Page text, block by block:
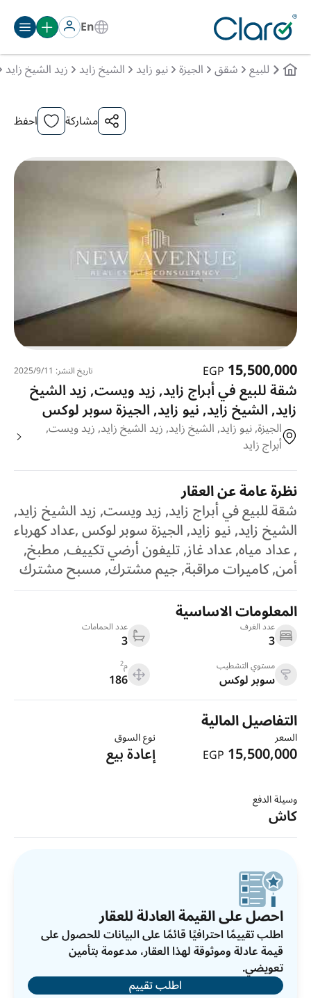
En
للبيع شقق الجيزة نيو زايد الشيخ زايد زيد الشيخ زايد
مشاركة احفظ
15,500,000
EGP تاريخ النشر: 11‏‏/9‏‏/2025
شقة للبيع في أبراج زايد, زيد ويست, زيد الشيخ
زايد, الشيخ زايد, نيو زايد, الجيزة سوبر لوكس
الجيزة, نيو زايد, الشيخ زايد, زيد الشيخ زايد, زيد ويست,
أبراج زايد
نظرة عامة عن العقار
شقة للبيع في أبراج زايد, زيد ويست, زيد الشيخ زايد,
الشيخ زايد, نيو زايد, الجيزة سوبر لوكس ,عداد كهرباء
, عداد مياه, عداد غاز, تليفون أرضي تكييف, مطبخ,
أمن, كاميرات مراقبة, جيم مشترك, مسبح مشترك
المعلومات الاساسية
عدد الغرف
3
عدد الحمامات
3
مستوي التشطيب
سوبر لوكس
م2
186
التفاصيل المالية
السعر
15,500,000
EGP
نوع السوق
إعادة بيع
وسيلة الدفع
كاش
احصل على القيمة العادلة للعقار
اطلب تقييمًا احترافيًا قائمًا على البيانات للحصول على
قيمة عادلة وموثوقة لهذا العقار، مدعومة بتأمين
تعويضي.
اطلب تقييم